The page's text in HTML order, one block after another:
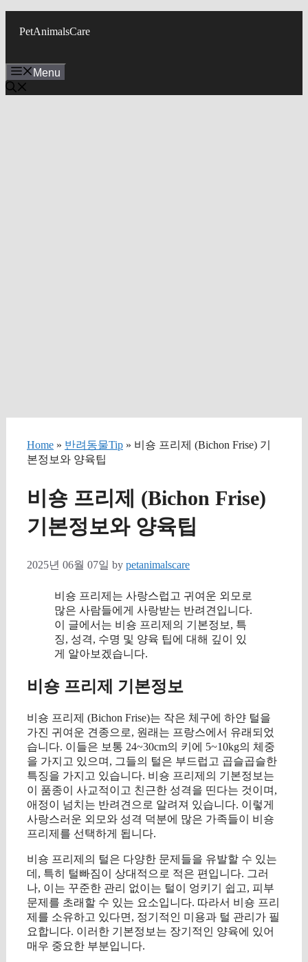
PetAnimalsCare
Menu
Home » 반려동물Tip » 비숑 프리제 (Bichon Frise) 기
본정보와 양육팁
비숑 프리제 (Bichon Frise)
기본정보와 양육팁
2025년 06월 07일 by petanimalscare
비숑 프리제는 사랑스럽고 귀여운 외모로
많은 사람들에게 사랑받는 반려견입니다.
이 글에서는 비숑 프리제의 기본정보, 특
징, 성격, 수명 및 양육 팁에 대해 깊이 있
게 알아보겠습니다.
비숑 프리제 기본정보
비숑 프리제 (Bichon Frise)는 작은 체구에 하얀 털을
가진 귀여운 견종으로, 원래는 프랑스에서 유래되었
습니다. 이들은 보통 24~30cm의 키에 5~10kg의 체중
을 가지고 있으며, 그들의 털은 부드럽고 곱슬곱슬한
특징을 가지고 있습니다. 비숑 프리제의 기본정보는
이 품종이 사교적이고 친근한 성격을 띤다는 것이며,
애정이 넘치는 반려견으로 알려져 있습니다. 이렇게
사랑스러운 외모와 성격 덕분에 많은 가족들이 비숑
프리제를 선택하게 됩니다.
비숑 프리제의 털은 다양한 문제들을 유발할 수 있는
데, 특히 털빠짐이 상대적으로 적은 편입니다. 그러
나, 이는 꾸준한 관리 없이는 털이 엉키기 쉽고, 피부
문제를 초래할 수 있는 요소입니다. 따라서 비숑 프리
제를 소유하고 있다면, 정기적인 미용과 털 관리가 필
요합니다. 이러한 기본정보는 장기적인 양육에 있어
매우 중요한 부분입니다.